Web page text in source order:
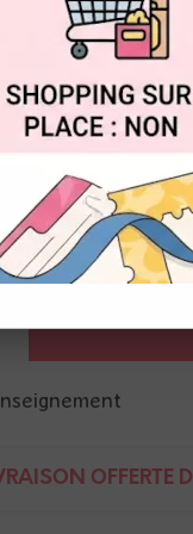
OFFERTE
TOUT